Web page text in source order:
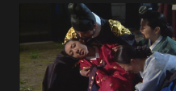
所にアザがあることを発見し、生ま
れ変わりだと信じて疑わない。だ
が、孫が生まれても思悼世子に対す
る態度を変えないどころが思悼世子
への愛情は失われ、孫をちょう愛し
始める。